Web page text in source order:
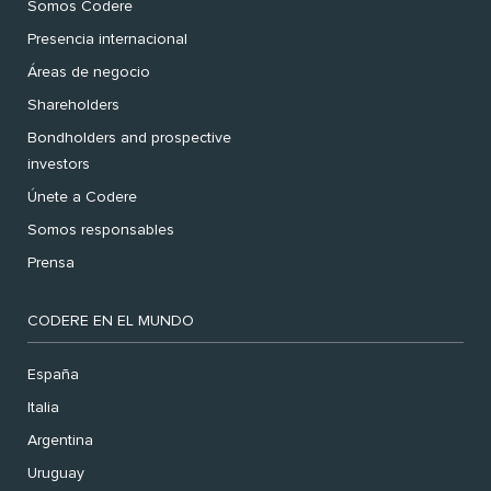
Somos Codere
Presencia internacional
Áreas de negocio
Shareholders
Bondholders and prospective
investors
Únete a Codere
Somos responsables
Prensa
CODERE EN EL MUNDO
España
Italia
Argentina
Uruguay